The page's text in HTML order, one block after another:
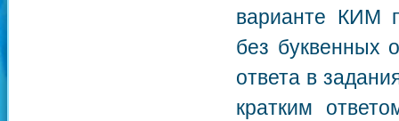
варианте КИМ
без буквенных
ответа в
кратким